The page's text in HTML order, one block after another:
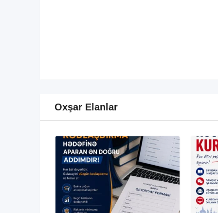
Oxşar Elanlar